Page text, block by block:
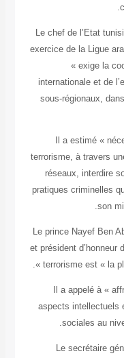
Le chef de l’Etat
exercice de la Ligue
« exige la
internationale et de
sous-régionaux,
Il a estimé «
terrorisme, à travers
réseaux, interdire
pratiques criminelles
son
Le prince Nayef Ben
et président d’honneur
terrorisme est « la
Il a appelé à «
aspects intellectuels
sociales au
Le secrétaire